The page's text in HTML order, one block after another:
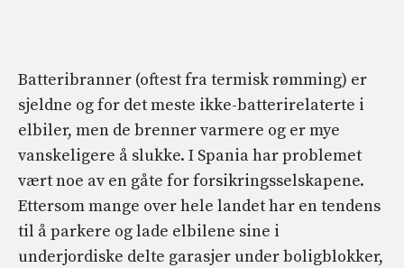
Batteribranner (oftest fra termisk rømming) er
sjeldne og for det meste ikke-batterirelaterte i
elbiler, men de brenner varmere og er mye
vanskeligere å slukke. I Spania har problemet
vært noe av en gåte for forsikringsselskapene.
Ettersom mange over hele landet har en tendens
til å parkere og lade elbilene sine i
underjordiske delte garasjer under boligblokker,